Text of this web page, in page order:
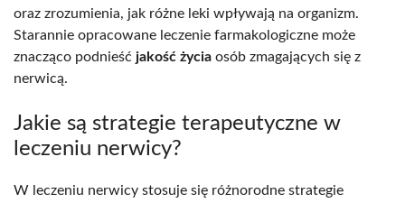
oraz zrozumienia, jak różne leki wpływają na organizm.
Starannie opracowane leczenie farmakologiczne może
znacząco podnieść jakość życia osób zmagających się z
nerwicą.
Jakie są strategie terapeutyczne w
leczeniu nerwicy?
W leczeniu nerwicy stosuje się różnorodne strategie